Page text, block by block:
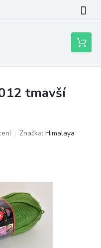
Nákupní
košík
tmavší
Značka: Himalaya